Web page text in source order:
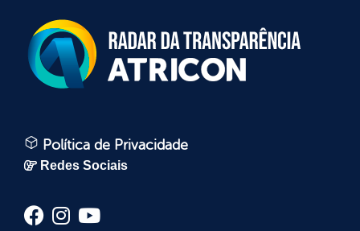
Política de Privacidade
Redes Sociais